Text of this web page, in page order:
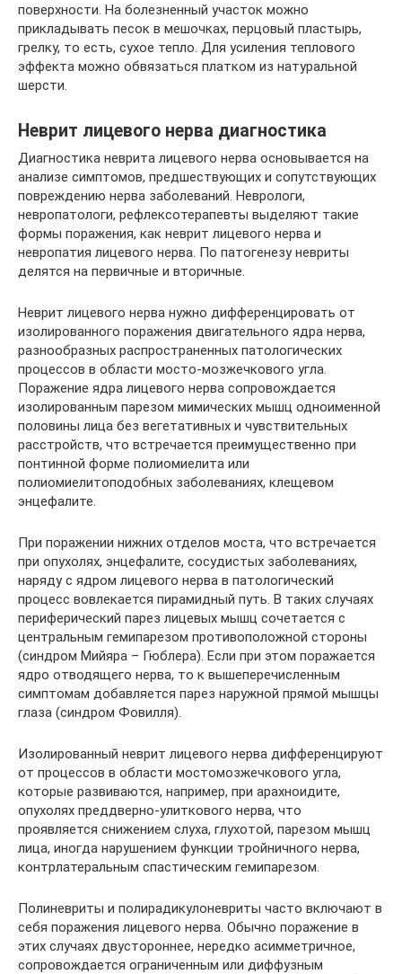
поверхности. На болезненный участок можно
прикладывать песок в мешочках, перцовый пластырь,
грелку, то есть, сухое тепло. Для усиления теплового
эффекта можно обвязаться платком из натуральной
шерсти.
Неврит лицевого нерва диагностика
Диагностика неврита лицевого нерва основывается на
анализе симптомов, предшествующих и сопутствующих
повреждению нерва заболеваний. Неврологи,
невропатологи, рефлексотерапевты выделяют такие
формы поражения, как неврит лицевого нерва и
невропатия лицевого нерва. По патогенезу невриты
делятся на первичные и вторичные.
Неврит лицевого нерва нужно дифференцировать от
изолированного поражения двигательного ядра нерва,
разнообразных распространенных патологических
процессов в области мосто-мозжечкового угла.
Поражение ядра лицевого нерва сопровождается
изолированным парезом мимических мышц одноименной
половины лица без вегетативных и чувствительных
расстройств, что встречается преимущественно при
понтинной форме полиомиелита или
полиомиелитоподобных заболеваниях, клещевом
энцефалите.
При поражении нижних отделов моста, что встречается
при опухолях, энцефалите, сосудистых заболеваниях,
наряду с ядром лицевого нерва в патологический
процесс вовлекается пирамидный путь. В таких случаях
периферический парез лицевых мышц сочетается с
центральным гемипарезом противоположной стороны
(синдром Мийяра – Гюблера). Если при этом поражается
ядро отводящего нерва, то к вышеперечисленным
симптомам добавляется парез наружной прямой мышцы
глаза (синдром Фовилля).
Изолированный неврит лицевого нерва дифференцируют
от процессов в области мостомозжечкового угла,
которые развиваются, например, при арахноидите,
опухолях преддверно-улиткового нерва, что
проявляется снижением слуха, глухотой, парезом мышц
лица, иногда нарушением функции тройничного нерва,
контрлатеральным спастическим гемипарезом.
Полиневриты и полирадикулоневриты часто включают в
себя поражения лицевого нерва. Обычно поражение в
этих случаях двустороннее, нередко асимметричное,
сопровождается ограниченным или диффузным